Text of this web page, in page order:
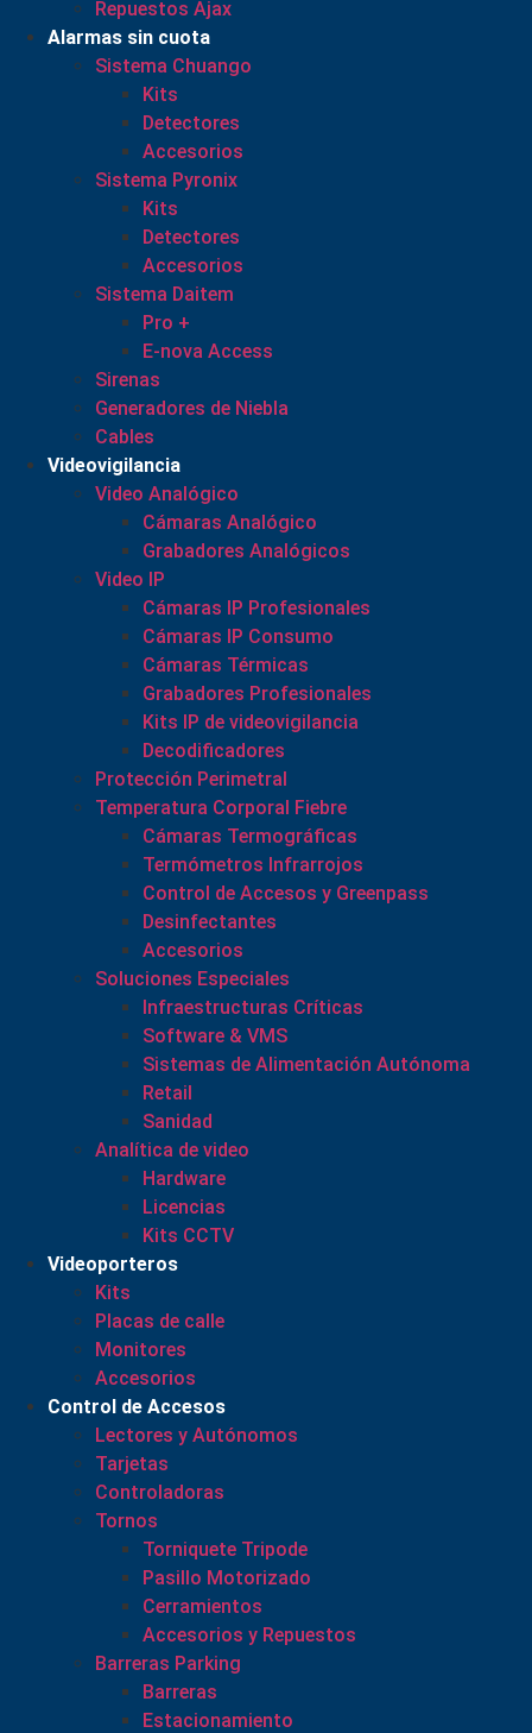
Repuestos Ajax
Alarmas sin cuota
Sistema Chuango
Kits
Detectores
Accesorios
Sistema Pyronix
Kits
Detectores
Accesorios
Sistema Daitem
Pro +
E-nova Access
Sirenas
Generadores de Niebla
Cables
Videovigilancia
Video Analógico
Cámaras Analógico
Grabadores Analógicos
Video IP
Cámaras IP Profesionales
Cámaras IP Consumo
Cámaras Térmicas
Grabadores Profesionales
Kits IP de videovigilancia
Decodificadores
Protección Perimetral
Temperatura Corporal Fiebre
Cámaras Termográficas
Termómetros Infrarrojos
Control de Accesos y Greenpass
Desinfectantes
Accesorios
Soluciones Especiales
Infraestructuras Críticas
Software & VMS
Sistemas de Alimentación Autónoma
Retail
Sanidad
Analítica de video
Hardware
Licencias
Kits CCTV
Videoporteros
Kits
Placas de calle
Monitores
Accesorios
Control de Accesos
Lectores y Autónomos
Tarjetas
Controladoras
Tornos
Torniquete Tripode
Pasillo Motorizado
Cerramientos
Accesorios y Repuestos
Barreras Parking
Barreras
Estacionamiento